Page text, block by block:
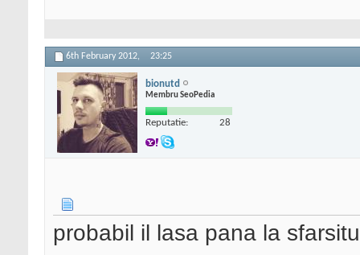
6th February 2012, 23:25
bionutd
Membru SeoPedia
Reputatie: 28
probabil il lasa pana la